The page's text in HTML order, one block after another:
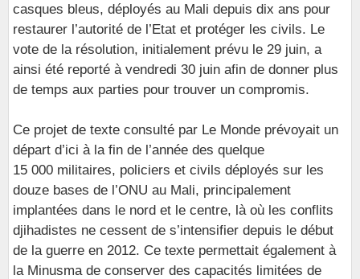
casques bleus, déployés au Mali depuis dix ans pour
restaurer l’autorité de l’Etat et protéger les civils. Le
vote de la résolution, initialement prévu le 29 juin, a
ainsi été reporté à vendredi 30 juin afin de donner plus
de temps aux parties pour trouver un compromis.
Ce projet de texte consulté par Le Monde prévoyait un
départ d’ici à la fin de l’année des quelque
15 000 militaires, policiers et civils déployés sur les
douze bases de l’ONU au Mali, principalement
implantées dans le nord et le centre, là où les conflits
djihadistes ne cessent de s’intensifier depuis le début
de la guerre en 2012. Ce texte permettait également à
la Minusma de conserver des capacités limitées de